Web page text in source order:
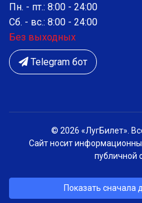
Пн. - пт.: 8:00 - 24:00
Сб. - вс.: 8:00 - 24:00
Без выходных
Telegram бот
© 2026 «ЛугБилет».
Сайт носит
публичной
Показать сначала